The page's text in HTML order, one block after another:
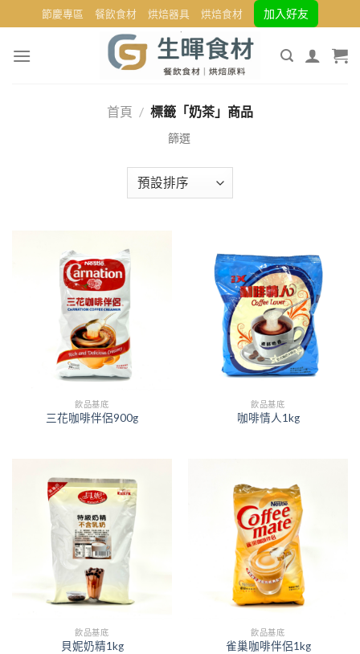
to
content
節慶專區 餐飲食材 烘焙器具 烘焙食材 加入好友
首頁 / 標籤「奶茶」商品
飲品基底
三花咖啡伴侶900g
飲品基底
咖啡情人1kg
飲品基底
貝妮奶精1kg
飲品基底
雀巢咖啡伴侶1kg